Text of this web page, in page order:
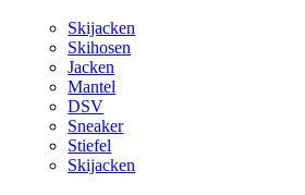
Skijacken
Skihosen
Jacken
Mantel
DSV
Sneaker
Stiefel
Skijacken